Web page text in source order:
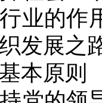
业的作
发展之
本原则